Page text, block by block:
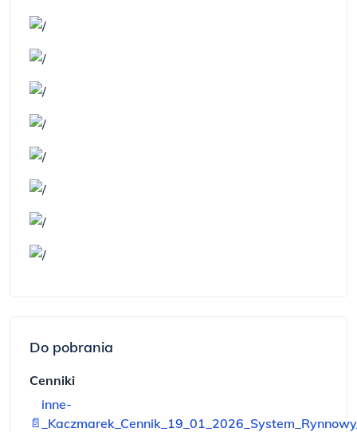
Do pobrania
Cenniki
📄
inne-